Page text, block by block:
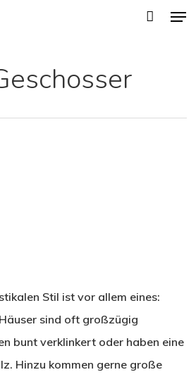
Stil ist vor allem eines:
sind oft großzügig
bunt verklinkert oder haben eine
Hinzu kommen gerne große